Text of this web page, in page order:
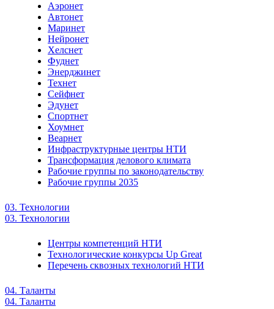
Аэронет
Автонет
Маринет
Нейронет
Хелснет
Фуднет
Энерджинет
Технет
Сейфнет
Эдунет
Спортнет
Хоумнет
Веарнет
Инфраструктурные центры НТИ
Трансформация делового климата
Рабочие группы по законодательству
Рабочие группы 2035
03. Технологии
03. Технологии
Центры компетенций НТИ
Технологические конкурсы Up Great
Перечень сквозных технологий НТИ
04. Таланты
04. Таланты